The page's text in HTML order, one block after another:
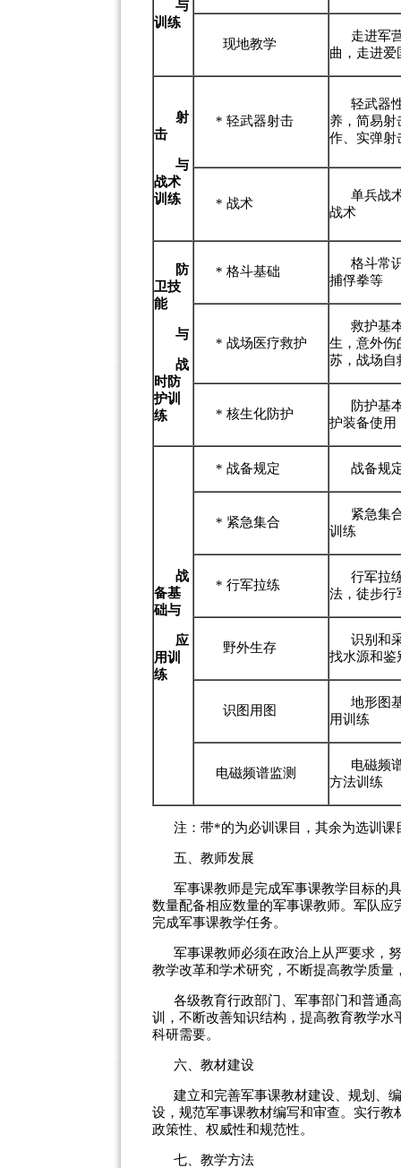
与
训练
现地教学
走进军
曲，走进爱
射
击
与
战术
训练
* 轻武器射击
轻武器
养，简易射
作、实弹射
* 战术
单兵战
战术
防
卫技
能
与
战
时防
护训
练
* 格斗基础
格斗常
捕俘拳等
* 战场医疗救护
救护基
生，意外伤
苏，战场自
* 核生化防护
防护基
护装备使用
战
备基
础与
应
用训
练
* 战备规定 战备规
* 紧急集合
紧急集
训练
* 行军拉练
行军拉
法，徒步行
野外生存
识别和
找水源和鉴
识图用图
地形图
用训练
电磁频谱监测
电磁频
方法训练
注：带*的为必训课目，其余为选训课
五、教师发展
军事课教师是完成军事课教学目标的
数量配备相应数量的军事课教师。军队
完成军事课教学任务。
军事课教师必须在政治上从严要求，
教学改革和学术研究，不断提高教学质
各级教育行政部门、军事部门和普通
训，不断改善知识结构，提高教育教学
科研需要。
六、教材建设
建立和完善军事课教材建设、规划、
设，规范军事课教材编写和审查。实行
政策性、权威性和规范性。
七、教学方法